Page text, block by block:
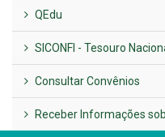
LINKS ÚTEIS
AMUPE
Governo de Pernambuco